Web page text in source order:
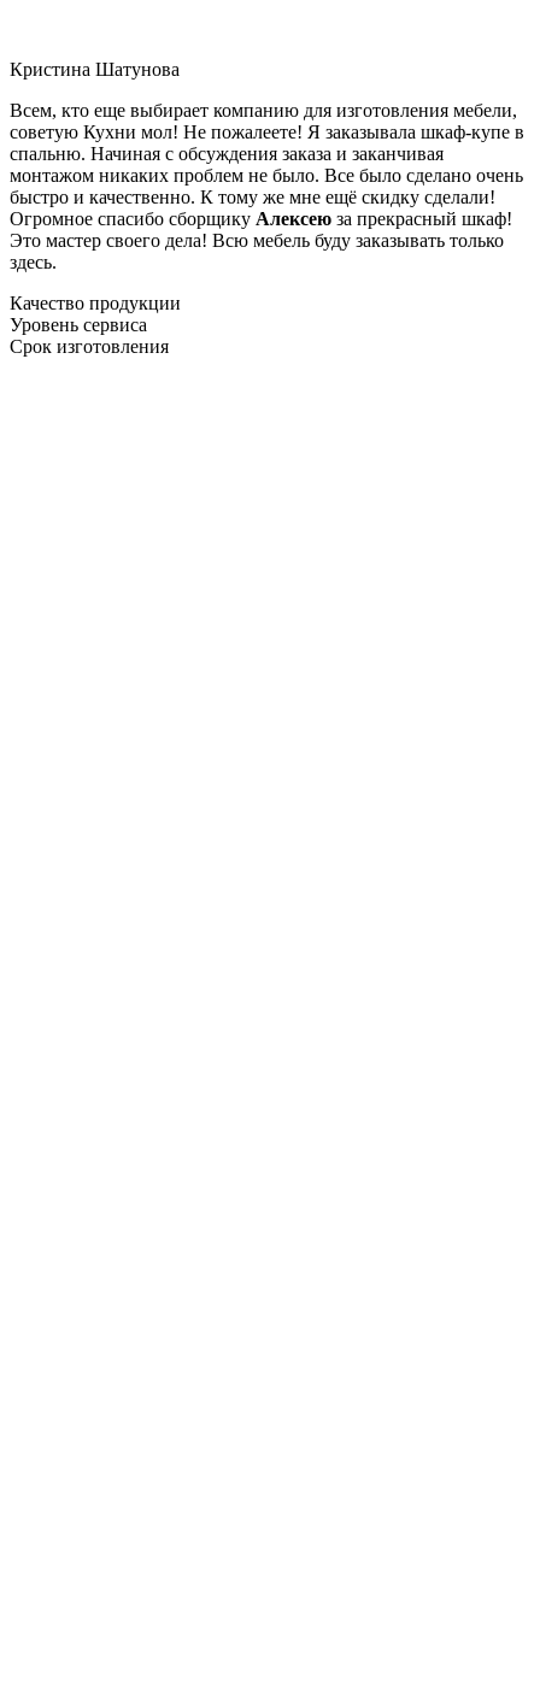
Кристина Шатунова
Всем, кто еще выбирает компанию для изготовления мебели,
советую Кухни мол! Не пожалеете! Я заказывала шкаф-купе в
спальню. Начиная с обсуждения заказа и заканчивая
монтажом никаких проблем не было. Все было сделано очень
быстро и качественно. К тому же мне ещё скидку сделали!
Огромное спасибо сборщику Алексею за прекрасный шкаф!
Это мастер своего дела! Всю мебель буду заказывать только
здесь.
Качество продукции
Уровень сервиса
Срок изготовления